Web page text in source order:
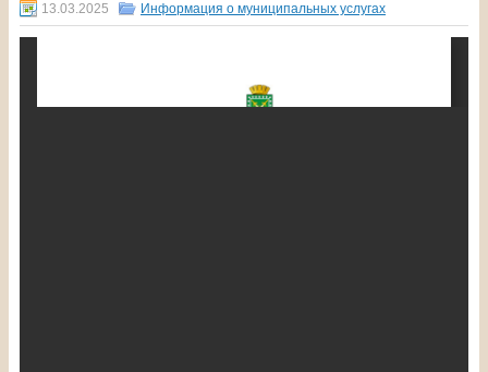
13.03.2025 Информация о муниципальных услугах